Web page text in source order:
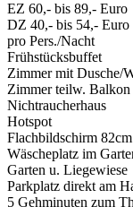
EZ 60,- bis 89,- Euro
DZ 40,- bis 54,- Euro
pro Pers./Nacht
Frühstücksbuffet
Zimmer mit Dusche/
Zimmer teilw. Balkon
Nichtraucherhaus
Hotspot
Flachbildschirm 82cm
Wäscheplatz im
Garten u. Liegewiese
Parkplatz direkt am
5 Gehminuten zum